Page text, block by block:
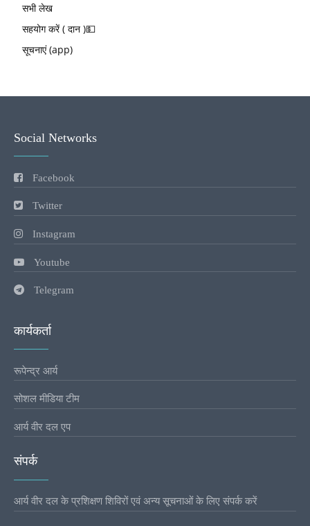
सभी लेख
सहयोग करें ( दान )💵
सूचनाएं (app)
Social Networks
Facebook
Twitter
Instagram
Youtube
Telegram
कार्यकर्ता
रूपेन्द्र आर्य
सोशल मीडिया टीम
आर्य वीर दल एप
संपर्क
आर्य वीर दल के प्रशिक्षण शिविरों एवं अन्य सूचनाओं के लिए संपर्क करें